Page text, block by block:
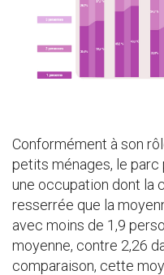
Conformément à son
petits ménages, le
une occupation dont la
resserrée que la
avec moins de 1,9
moyenne, contre 2,26
comparaison, cette